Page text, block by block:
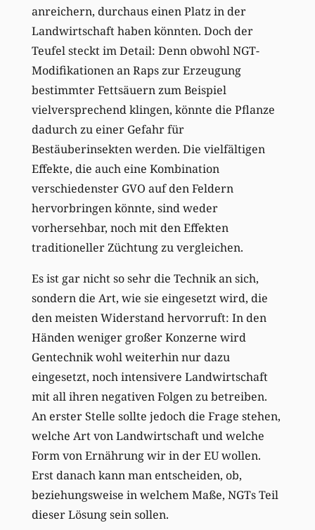
anreichern, durchaus einen Platz in der
Landwirtschaft haben könnten. Doch der
Teufel steckt im Detail: Denn obwohl NGT-
Modifikationen an Raps zur Erzeugung
bestimmter Fettsäuern zum Beispiel
vielversprechend klingen, könnte die Pflanze
dadurch zu einer Gefahr für
Bestäuberinsekten werden. Die vielfältigen
Effekte, die auch eine Kombination
verschiedenster GVO auf den Feldern
hervorbringen könnte, sind weder
vorhersehbar, noch mit den Effekten
traditioneller Züchtung zu vergleichen.
Es ist gar nicht so sehr die Technik an sich,
sondern die Art, wie sie eingesetzt wird, die
den meisten Widerstand hervorruft: In den
Händen weniger großer Konzerne wird
Gentechnik wohl weiterhin nur dazu
eingesetzt, noch intensivere Landwirtschaft
mit all ihren negativen Folgen zu betreiben.
An erster Stelle sollte jedoch die Frage stehen,
welche Art von Landwirtschaft und welche
Form von Ernährung wir in der EU wollen.
Erst danach kann man entscheiden, ob,
beziehungsweise in welchem Maße, NGTs Teil
dieser Lösung sein sollen.